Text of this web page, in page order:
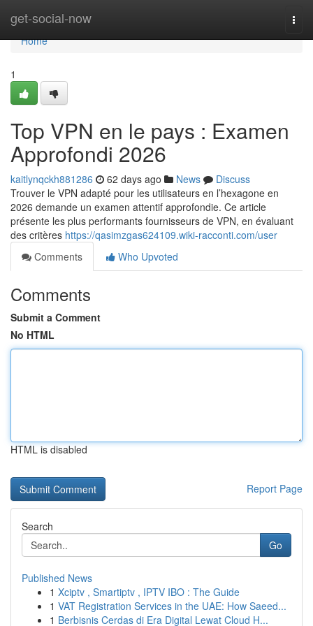
get-social-now
Home
Home
1
Top VPN en le pays : Examen
Approfondi 2026
kaitlynqckh881286 62 days ago News
Discuss
Trouver le VPN adapté pour les utilisateurs en l’hexagone en
2026 demande un examen attentif approfondie. Ce article
présente les plus performants fournisseurs de VPN, en évaluant
des critères https://qasimzgas624109.wiki-racconti.com/user
Comments
Who Upvoted
Comments
Submit a Comment
No HTML
HTML is disabled
Report Page
Search
Go
Published News
1 Xciptv , Smartiptv , IPTV IBO : The Guide
1 VAT Registration Services in the UAE: How Saeed...
1 Berbisnis Cerdas di Era Digital Lewat Cloud H...